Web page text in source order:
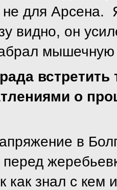
не для
видно, он
мышечную
о
в
перед
как знал с кем